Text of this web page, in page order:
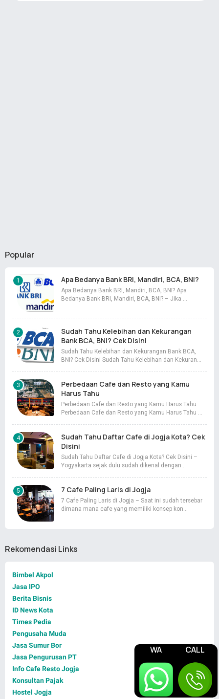
WA CALL
Popular
Apa Bedanya Bank BRI, Mandiri, BCA, BNI?
Apa Bedanya Bank BRI, Mandiri, BCA, BNI? Apa
Bedanya Bank BRI, Mandiri, BCA, BNI? – Jika …
Sudah Tahu Kelebihan dan Kekurangan
Bank BCA, BNI? Cek Disini
Sudah Tahu Kelebihan dan Kekurangan Bank BCA,
BNI? Cek Disini Sudah Tahu Kelebihan dan Kekuran…
Perbedaan Cafe dan Resto yang Kamu
Harus Tahu
Perbedaan Cafe dan Resto yang Kamu Harus Tahu
Perbedaan Cafe dan Resto yang Kamu Harus Tahu …
Sudah Tahu Daftar Cafe di Jogja Kota? Cek
Disini
Sudah Tahu Daftar Cafe di Jogja Kota? Cek Disini –
Yogyakarta sejak dulu sudah dikenal dengan…
7 Cafe Paling Laris di Jogja
7 Cafe Paling Laris di Jogja – Saat ini sudah tersebar
dimana mana cafe yang memiliki konsep kon…
Rekomendasi Links
Bimbel Akpol
Jasa IPO
Berita Bisnis
ID News Kota
Times Pedia
Pengusaha Muda
Jasa Sumur Bor
Jasa Pengurusan PT
Info Cafe Resto Jogja
Konsultan Pajak
Hostel Jogja